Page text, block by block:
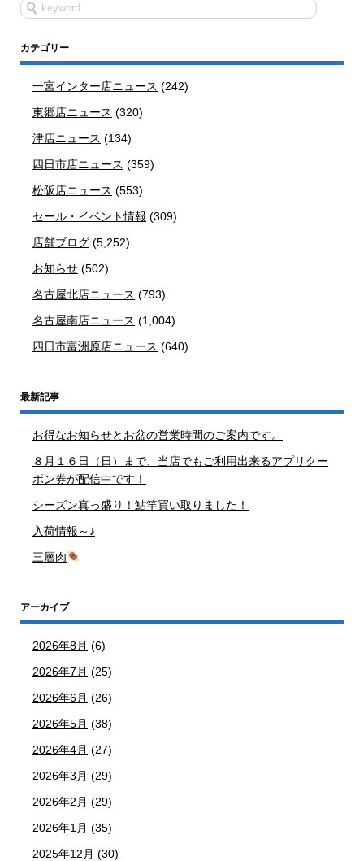
カテゴリー
一宮インター店ニュース (242)
東郷店ニュース (320)
津店ニュース (134)
四日市店ニュース (359)
松阪店ニュース (553)
セール・イベント情報 (309)
店舗ブログ (5,252)
お知らせ (502)
名古屋北店ニュース (793)
名古屋南店ニュース (1,004)
四日市富洲原店ニュース (640)
最新記事
お得なお知らせとお盆の営業時間のご案内です。
８月１６日（日）まで、当店でもご利用出来るアプリクー
ポン券が配信中です！
シーズン真っ盛り！鮎竿買い取りました！
入荷情報～♪
三層肉
アーカイブ
2026年8月 (6)
2026年7月 (25)
2026年6月 (26)
2026年5月 (38)
2026年4月 (27)
2026年3月 (29)
2026年2月 (29)
2026年1月 (35)
2025年12月 (30)